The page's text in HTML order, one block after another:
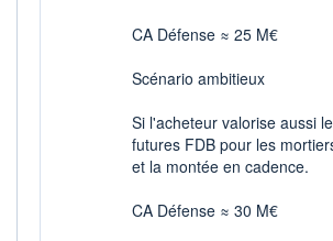
CA Défense ≈ 25 M€
Scénario ambitieux
Si l'acheteur valorise aussi
futures FDB pour les
et la montée en cadence.
CA Défense ≈ 30 M€